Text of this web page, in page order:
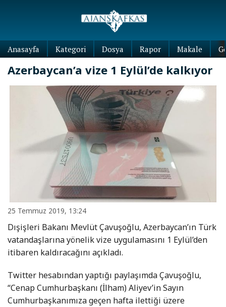
Anasayfa Kategori Dosya Rapor Makale
Azerbaycan’a vize 1 Eylül’de kalkıyor
25 Temmuz 2019, 13:24
Dışişleri Bakanı Mevlüt Çavuşoğlu, Azerbaycan’ın Türk
vatandaşlarına yönelik vize uygulamasını 1 Eylül’den
itibaren kaldıracağını açıkladı.
Twitter hesabından yaptığı paylaşımda Çavuşoğlu,
“Cenap Cumhurbaşkanı (İlham) Aliyev’in Sayın
Cumhurbaşkanımıza geçen hafta ilettiği üzere